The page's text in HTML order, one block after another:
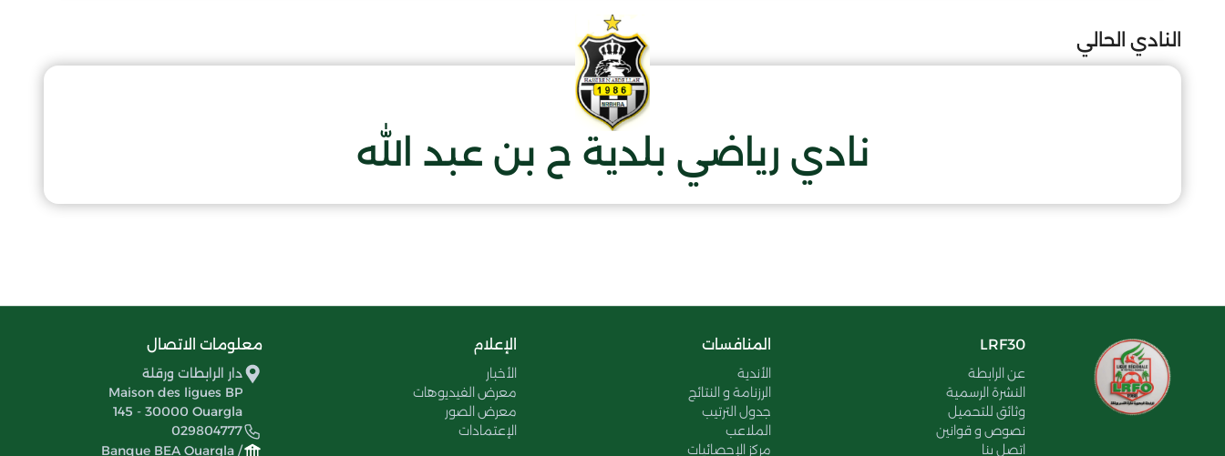
النادي الحالي
نادي رياضي بلدية ح بن عبد الله
LRF30
عن الرابطة
النشرة الرسمية
وثائق للتحميل
نصوص و قوانين
اتصل بنا
المنافسات
الأندية
الرزنامة و النتائج
جدول الترتيب
الملاعب
مركز الإحصائيات
الإعلام
الأخبار
معرض الفيديوهات
معرض الصور
الإعتمادات
معلومات الاتصال
دار الرابطات ورقلة
Maison des ligues BP
145 - 30000 Ouargla
029804777
Banque BEA Ouargla /